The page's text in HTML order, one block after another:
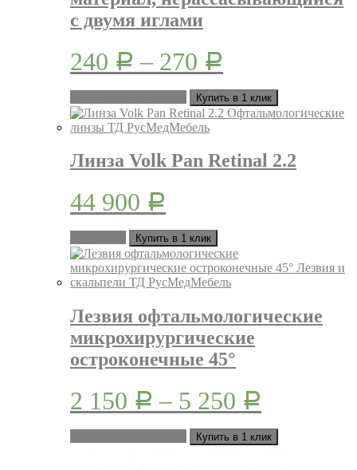
с двумя иглами
240 Р – 270 Р
Этот
товар
имеет
вариаций.
Опции
товара.
Купить в 1 клик
Линза Volk Pan Retinal 2.2
44 900 Р
Купить в 1 клик
Лезвия офтальмологические
микрохирургические
остроконечные 45°
2 150 Р – 5 250 Р
Этот
товар
Купить в 1 клик